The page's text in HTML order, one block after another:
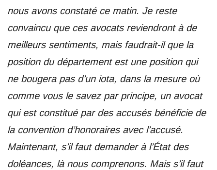
nous avons constaté ce matin. Je reste
convaincu que ces avocats reviendront à de
meilleurs sentiments, mais faudrait-il que la
position du département est une position qui
ne bougera pas d’un iota, dans la mesure où
comme vous le savez par principe, un avocat
qui est constitué par des accusés bénéficie de
la convention d’honoraires avec l’accusé.
Maintenant, s’il faut demander à l’État des
doléances, là nous comprenons. Mais s’il faut